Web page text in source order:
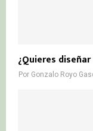
¿Quieres
Por Gonzalo Royo